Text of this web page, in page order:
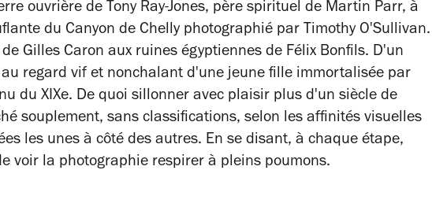
ouvrière de Tony Ray-Jones, père spirituel de Martin Parr, à
du Canyon de Chelly photographié par Timothy O'Sullivan.
Gilles Caron aux ruines égyptiennes de Félix Bonfils. D'un
regard vif et nonchalant d'une jeune fille immortalisée par
du XIXe. De quoi sillonner avec plaisir plus d'un siècle de
souplement, sans classifications, selon les affinités visuelles
les unes à côté des autres. En se disant, à chaque étape,
voir la photographie respirer à pleins poumons.